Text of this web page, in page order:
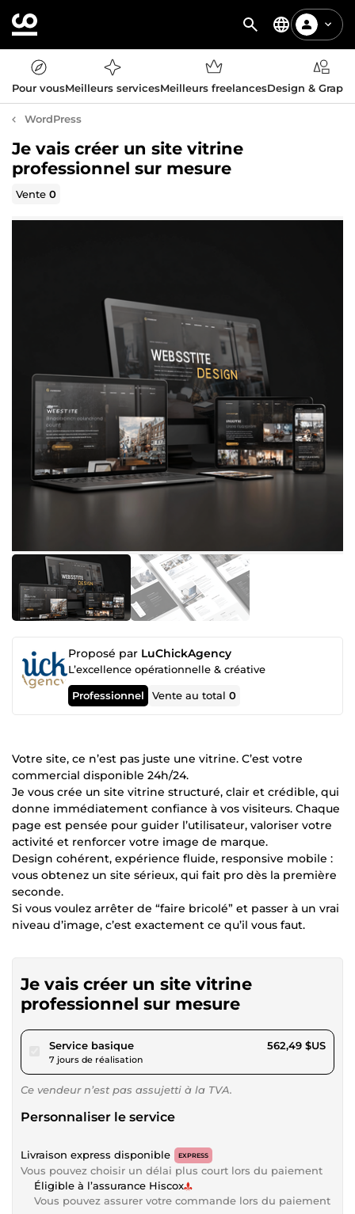
Pour vousMeilleurs servicesMeilleurs freelancesDesign &
WordPress
Je vais créer un site vitrine
professionnel sur mesure
Vente0
Proposé par LuChickAgency
L’excellence opérationnelle & créative
Professionnel Vente au total0
Votre site, ce n’est pas juste une vitrine. C’est votre
commercial disponible 24h/24.
Je vous crée un site vitrine structuré, clair et crédible, qui
donne immédiatement confiance à vos visiteurs. Chaque
page est pensée pour guider l’utilisateur, valoriser votre
activité et renforcer votre image de marque.
Design cohérent, expérience fluide, responsive mobile :
vous obtenez un site sérieux, qui fait pro dès la première
seconde.
Si vous voulez arrêter de “faire bricolé” et passer à un vrai
niveau d’image, c’est exactement ce qu’il vous faut.
Je vais créer un site vitrine
professionnel sur mesure
Service basiquepour 518,42 $US
7 jours de réalisation
562,49 $US
Ce vendeur n’est pas assujetti à la TVA.
Personnaliser le service
Livraison express disponible EXPRESS
Vous pouvez choisir un délai plus court lors du paiement
Éligible à l’assurance Hiscox
Vous pouvez assurer votre commande lors du paiement